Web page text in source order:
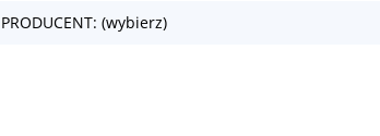
PRODUCENT: (wybierz)